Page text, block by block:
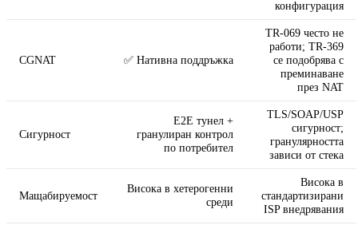
конфигурация
CGNAT ✅ Нативна поддръжка
TR-069 често не
работи; TR-369
се подобрява с
преминаване
през NAT
Сигурност
E2E тунел +
гранулиран контрол
по потребител
TLS/SOAP/USP
сигурност;
гранулярността
зависи от стека
Мащабируемост
Висока в хетерогенни
среди
Висока в
стандартизирани
ISP внедрявания